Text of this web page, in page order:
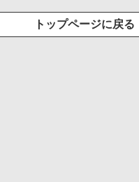
トップページに戻る